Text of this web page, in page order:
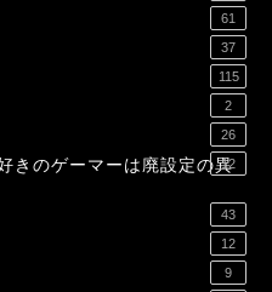
61
37
115
2
26
きのゲーマーは廃設定の異
12
43
12
9